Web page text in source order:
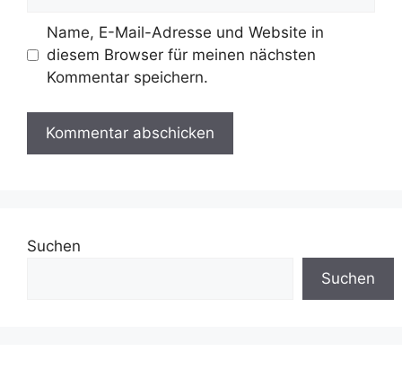
Name, E-Mail-Adresse und Website in
diesem Browser für meinen nächsten
Kommentar speichern.
Suchen
Suchen